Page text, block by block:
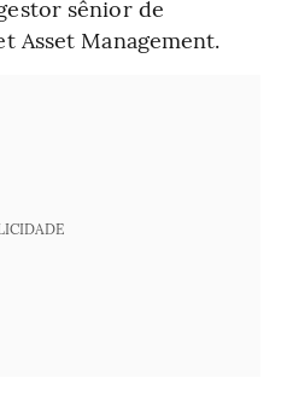
sênior de
Asset Management.